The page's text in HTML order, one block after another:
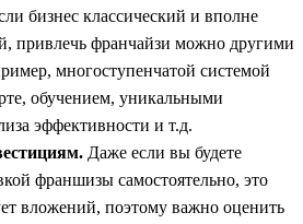
бизнес классический и вполне
привлечь франчайзи можно другими
многоступенчатой системой
обучением, уникальными
эффективности и т.д.
Даже если вы будете
франшизы самостоятельно, это
вложений, поэтому важно оценить